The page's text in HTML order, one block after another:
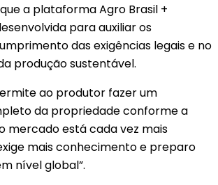
a plataforma Agro Brasil +
para auxiliar os
das exigências legais e no
produção sustentável.
ao produtor fazer um
da propriedade conforme a
mercado está cada vez mais
mais conhecimento e preparo
nível global”.